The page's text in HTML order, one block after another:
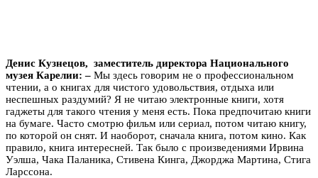
Денис Кузнецов, заместитель директора Национального
музея Карелии: – Мы здесь говорим не о профессиональном
чтении, а о книгах для чистого удовольствия, отдыха или
неспешных раздумий? Я не читаю электронные книги, хотя
гаджеты для такого чтения у меня есть. Пока предпочитаю книги
на бумаге. Часто смотрю фильм или сериал, потом читаю книгу,
по которой он снят. И наоборот, сначала книга, потом кино. Как
правило, книга интересней. Так было с произведениями Ирвина
Уэлша, Чака Паланика, Стивена Кинга, Джорджа Мартина, Стига
Ларссона.